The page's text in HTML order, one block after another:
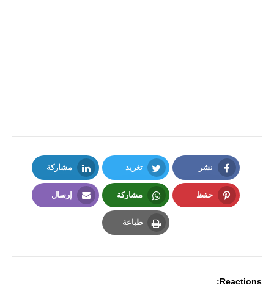
نشر
Facebook
تغريد
Twitter
مشاركة
LinkedIn
حفظ مشاركة
Whatsapp
إرسال
طباعة
Reactions: